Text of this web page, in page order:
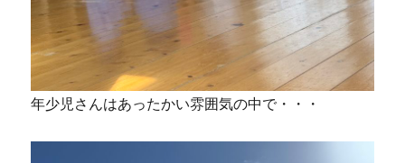
年少児さんはあったかい雰囲気の中で・・・